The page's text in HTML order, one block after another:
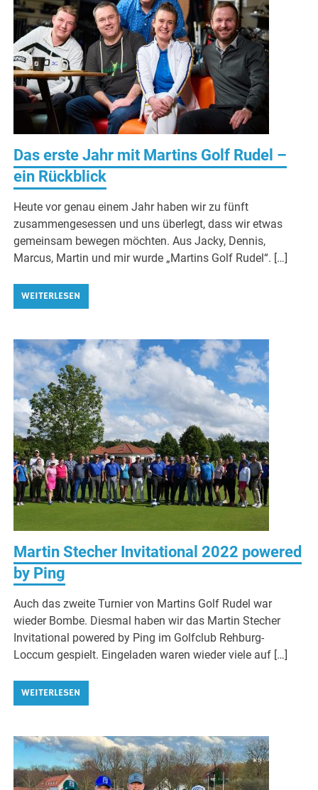
Das erste Jahr mit Martins Golf Rudel –
ein Rückblick
Heute vor genau einem Jahr haben wir zu fünft
zusammengesessen und uns überlegt, dass wir etwas
gemeinsam bewegen möchten. Aus Jacky, Dennis,
Marcus, Martin und mir wurde „Martins Golf Rudel“. […]
WEITERLESEN
Martin Stecher Invitational 2022 powered
by Ping
Auch das zweite Turnier von Martins Golf Rudel war
wieder Bombe. Diesmal haben wir das Martin Stecher
Invitational powered by Ping im Golfclub Rehburg-
Loccum gespielt. Eingeladen waren wieder viele auf […]
WEITERLESEN